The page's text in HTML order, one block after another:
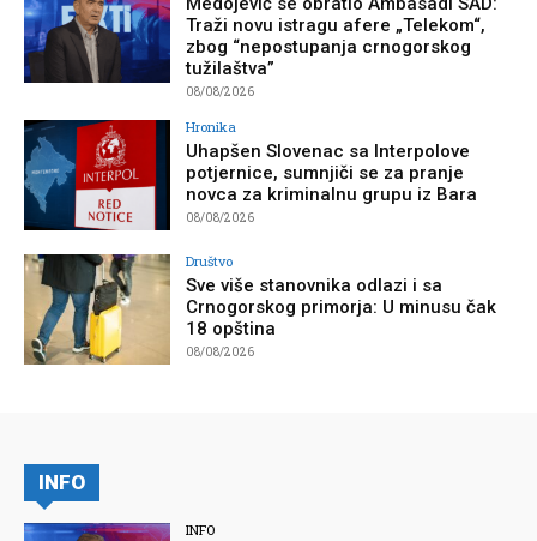
Traži novu istragu afere „Telekom“,
zbog “nepostupanja crnogorskog
tužilaštva”
08/08/2026
Hronika
Uhapšen Slovenac sa Interpolove
potjernice, sumnjiči se za pranje
novca za kriminalnu grupu iz Bara
08/08/2026
Društvo
Sve više stanovnika odlazi i sa
Crnogorskog primorja: U minusu čak
18 opština
08/08/2026
INFO
INFO